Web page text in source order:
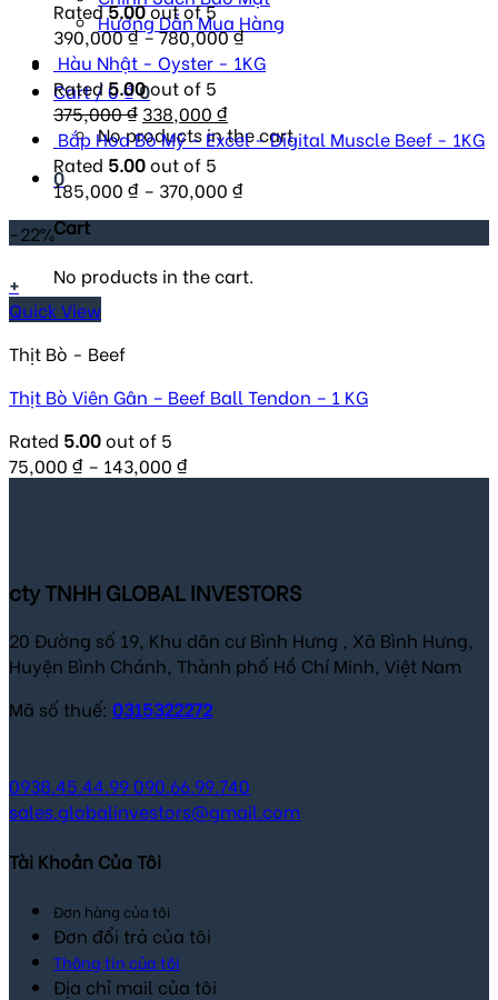
Hướng Dẫn Mua Hàng
Cart /0₫0
No products in the cart.
0
Cart
No products in the cart.
Rated5.00out of 5
390,000₫–780,000₫
Hàu Nhật - Oyster - 1KG
Rated5.00out of 5
375,000₫ Original
price
was:
375,000 ₫.
338,000 ₫Current
price
338,000 ₫.
Bắp Hoa Bò Mỹ - Excel - Digital Muscle Beef - 1KG
Rated 5.00out of 5
185,000 ₫ – 370,000 ₫
-22%
+
Quick View
Thịt Bò - Beef
Thịt Bò Viên Gân – Beef Ball Tendon – 1 KG
Rated 5.00out of 5
75,000 ₫ – 143,000 ₫
cty TNHH GLOBAL INVESTORS
20 Đường số 19, Khu dân cư Bình Hưng , Xã Bình Hưng,
Huyện Bình Chánh, Thành phố Hồ Chí Minh, Việt Nam
Mã số thuế: 0315322272
0938.45.44.99090.66.99.740
sales.globalinvestors@gmail.com
Tài Khoản Của Tôi
Đơn hàng của tôi
Đơn đổi trả của tôi
Thông tin của tôi
Địa chỉ mail của tôi